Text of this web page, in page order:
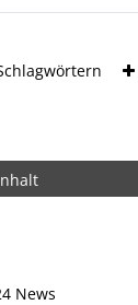
News